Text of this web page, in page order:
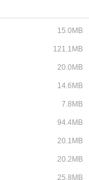
15.0MB
121.1MB
20.0MB
14.6MB
7.8MB
94.4MB
20.1MB
20.2MB
25.8MB